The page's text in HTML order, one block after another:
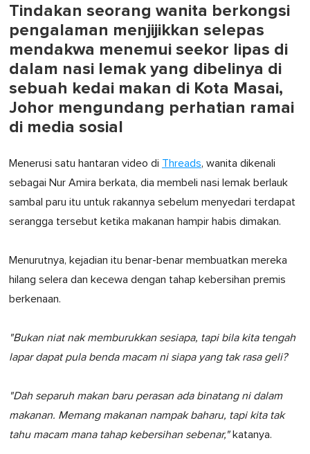
Tindakan seorang wanita berkongsi
pengalaman menjijikkan selepas
mendakwa menemui seekor lipas di
dalam nasi lemak yang dibelinya di
sebuah kedai makan di Kota Masai,
Johor mengundang perhatian ramai
di media sosial
Menerusi satu hantaran video di Threads, wanita dikenali
sebagai Nur Amira berkata, dia membeli nasi lemak berlauk
sambal paru itu untuk rakannya sebelum menyedari terdapat
serangga tersebut ketika makanan hampir habis dimakan.
Menurutnya, kejadian itu benar-benar membuatkan mereka
hilang selera dan kecewa dengan tahap kebersihan premis
berkenaan.
"Bukan niat nak memburukkan sesiapa, tapi bila kita tengah
lapar dapat pula benda macam ni siapa yang tak rasa geli?
"Dah separuh makan baru perasan ada binatang ni dalam
makanan. Memang makanan nampak baharu, tapi kita tak
tahu macam mana tahap kebersihan sebenar," katanya.